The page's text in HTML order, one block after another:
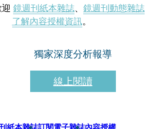
鏡週刊紙本雜誌、 鏡週刊動態雜誌
了解內容授權資訊。
獨家深度分析報導
線上閱讀